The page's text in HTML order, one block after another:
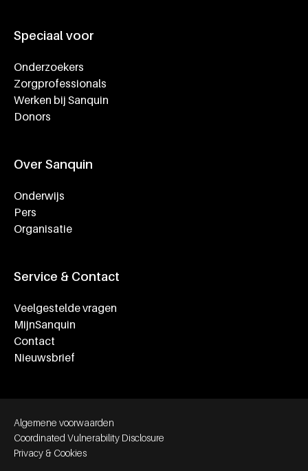
Speciaal voor
Onderzoekers
Zorgprofessionals
Werken bij Sanquin
Donors
Over Sanquin
Onderwijs
Pers
Organisatie
Service & Contact
Veelgestelde vragen
MijnSanquin
Contact
Nieuwsbrief
Footer bottom navigation
Algemene voorwaarden
Coordinated Vulnerability Disclosure
Privacy & Cookies